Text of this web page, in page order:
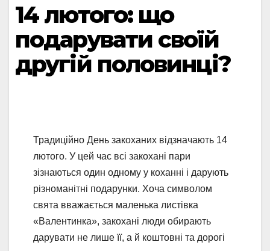
14 лютого: що
подарувати своїй
другій половинці?
Традиційно День закоханих відзначають 14
лютого. У цей час всі закохані пари
зізнаються один одному у коханні і дарують
різноманітні подарунки. Хоча символом
свята вважається маленька листівка
«Валентинка», закохані люди обирають
дарувати не лише її, а й коштовні та дорогі